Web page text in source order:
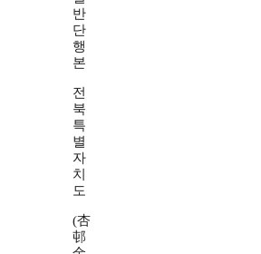
반
단
행
본
전
북
특
별
자
치
도
(杏
邨